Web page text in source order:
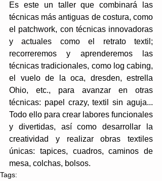
Es este un taller que combinará las
técnicas más antiguas de costura, como
el patchwork, con técnicas innovadoras
y actuales como el retrato textil;
recorreremos y aprenderemos las
técnicas tradicionales, como log cabing,
el vuelo de la oca, dresden, estrella
Ohio, etc., para avanzar en otras
técnicas: papel crazy, textil sin aguja...
Todo ello para crear labores funcionales
y divertidas, así como desarrollar la
creatividad y realizar obras textiles
únicas: tapices, cuadros, caminos de
mesa, colchas, bolsos.
Tags: